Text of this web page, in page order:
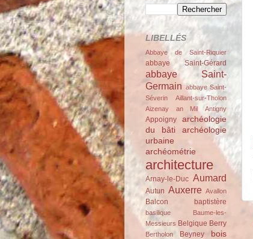
LIBELLÉS
Abbaye de Saint-Riquier
abbaye Saint-Gérard
abbaye Saint-
Germain abbaye Saint-
Séverin
Aillant-sur-Tholon
Aizenay
an Mil Antigny
Appoigny
archéologie
du bâti
archéologie
urbaine
archéométrie
architecture
Arnay-le-Duc Aumard
Autun Auxerre Avallon
Balcon baptistère
basilique
Baume-les-
Messieurs Belgique Berry
Bertholon Beyney bois